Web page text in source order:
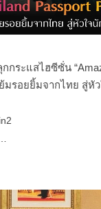
กระแสไฮซีซั่น
มรอยยิ้มจากไทย สู่หั